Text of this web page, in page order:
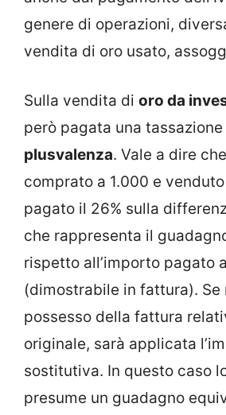
genere di operazioni,
vendita di oro usato,
Sulla vendita di oro da
però pagata una tassazione
plusvalenza. Vale a dire
comprato a 1.000 e
pagato il 26% sulla
che rappresenta il
rispetto all’importo pagato
(dimostrabile in fattura). Se
possesso della fattura
originale, sarà applicata
sostitutiva. In questo caso
presume un guadagno